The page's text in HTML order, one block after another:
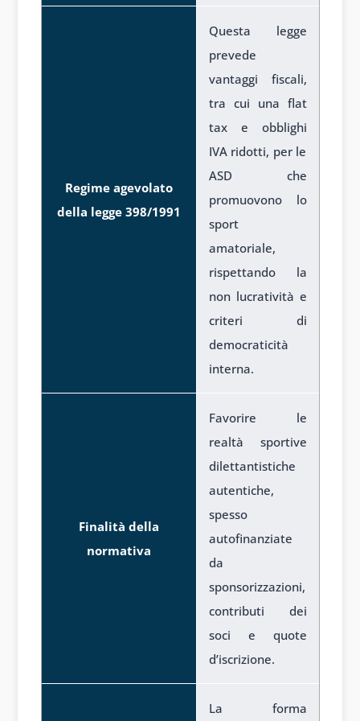
Regime agevolato
della legge 398/1991
Questa legge
prevede
vantaggi fiscali,
tra cui una flat
tax e obblighi
IVA ridotti, per le
ASD che
promuovono lo
sport
amatoriale,
rispettando la
non lucratività e
criteri di
democraticità
interna.
Finalità della
normativa
Favorire le
realtà sportive
dilettantistiche
autentiche,
spesso
autofinanziate
da
sponsorizzazioni,
contributi dei
soci e quote
d’iscrizione.
La forma